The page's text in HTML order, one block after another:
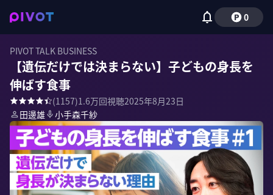
0
PIVOT TALK BUSINESS
【遺伝だけでは決まらない】子どもの身長を
伸ばす食事
(1157)1.6万回視聴2025年8月23日
田邊雄
小手森千紗